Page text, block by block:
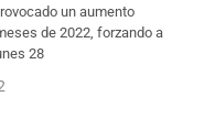
un aumento
de 2022, forzando a
28